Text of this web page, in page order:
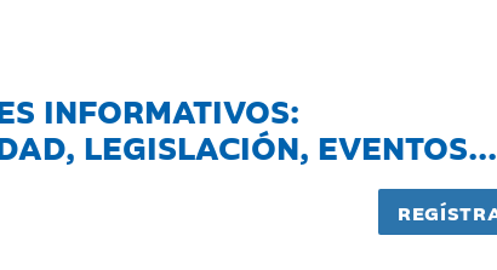
INFORMATIVOS:
LEGISLACIÓN, EVENTOS...